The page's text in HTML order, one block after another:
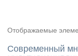
Отображаемые
Современный